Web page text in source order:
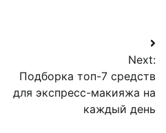
Next:
Подборка топ-7 средств
для экспресс-макияжа на
каждый день